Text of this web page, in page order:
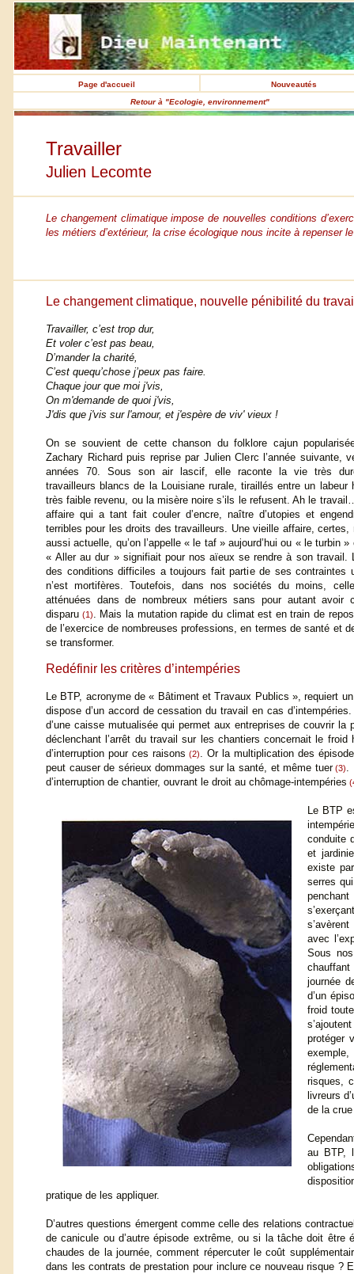
Page d'accueil
Nouveautés
Retour à "Ecologie, environnement"
Travailler
Julien Lecomte
Le changement climatique impose de nouvelles conditions
les métiers d’extérieur, la crise écologique nous incite à repenser
Le changement climatique, nouvelle pénibilité du
Travailler, c’est trop dur,
Et voler c’est pas beau,
D’mander la charité,
C’est quequ’chose j’peux pas faire.
Chaque jour que moi j'vis,
On m'demande de quoi j'vis,
J'dis que j'vis sur l'amour, et j'espère de viv' vieux !
On se souvient de cette chanson du folklore cajun
Zachary Richard puis reprise par Julien Clerc l’année suivante,
années 70. Sous son air lascif, elle raconte la vie très
travailleurs blancs de la Louisiane rurale, tiraillés entre un labeur
très faible revenu, ou la misère noire s’ils le refusent. Ah le
affaire qui a tant fait couler d’encre, naître d’utopies et
terribles pour les droits des travailleurs. Une vieille affaire, certes,
aussi actuelle, qu’on l’appelle « le taf » aujourd’hui ou « le turbin
« Aller au dur » signifiait pour nos aïeux se rendre à son travail.
des conditions difficiles a toujours fait partie de ses contraintes
n’est mortifères. Toutefois, dans nos sociétés du moins,
atténuées dans de nombreux métiers sans pour autant avoir
disparu (1). Mais la mutation rapide du climat est en train de
de l’exercice de nombreuses professions, en termes de santé et
se transformer.
Redéfinir les critères d’intempéries
Le BTP, acronyme de « Bâtiment et Travaux Publics », requiert
dispose d’un accord de cessation du travail en cas
d’une caisse mutualisée qui permet aux entreprises de couvrir
déclenchant l’arrêt du travail sur les chantiers concernait le
d’interruption pour ces raisons (2). Or la multiplication des
peut causer de sérieux dommages sur la santé, et même tuer(3).
d’interruption de chantier, ouvrant le droit au chômage-intempéries
Le BTP
conduite
et
existe
serres
avec
Sous
journée
d’un
froid
protéger
risques,
livreurs
de la
au BTP,
pratique de les appliquer.
D’autres questions émergent comme celle des relations
de canicule ou d’autre épisode extrême, ou si la tâche doit
chaudes de la journée, comment répercuter le coût
dans les contrats de prestation pour inclure ce nouveau risque ?